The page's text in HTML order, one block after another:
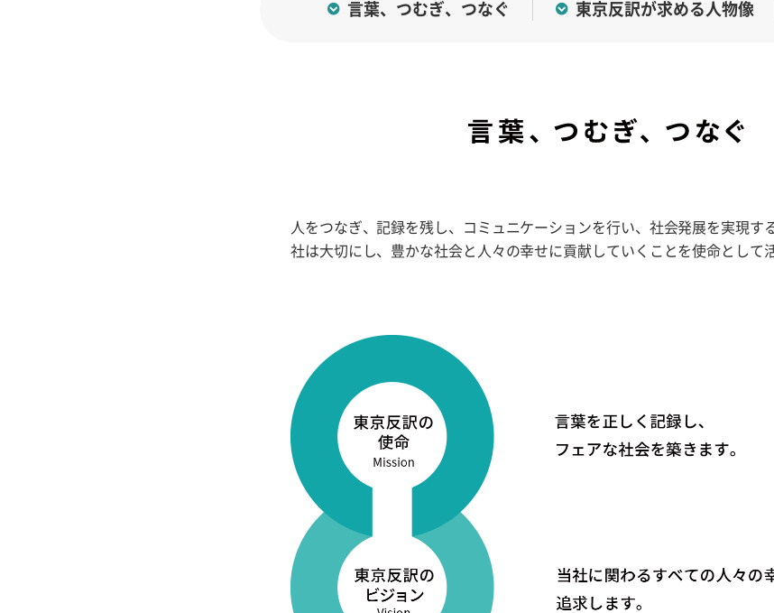
言葉、つむぎ、つなぐ 東京反訳が求める人物像
人をつなぎ、記録を残し、コミュニケーションを行い、社会発展を実現す
社は大切にし、豊かな社会と人々の幸せに貢献していくことを使命として